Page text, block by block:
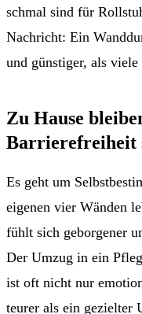
schmal sind für
Nachricht: Ein
und günstiger, als viele
Zu Hause
Barrierefreiheit
Es geht um
eigenen vier Wänden
fühlt sich geborgener
Der Umzug in ein
ist oft nicht nur
teurer als ein gezielter